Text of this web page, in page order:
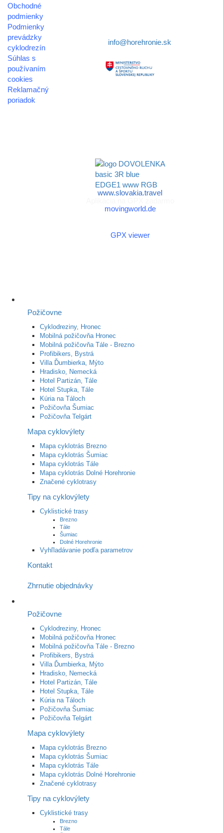
Obchodné
podmienky
Podmienky
prevádzky
cyklodrezín
Súhlas s
používaním
cookies
Reklamačný
poriadok
info@horehronie.sk
www.slovakia.travel
movingworld.de
GPX viewer
Požičovne
Cyklodreziny, Hronec
Mobilná požičovňa Hronec
Mobilná požičovňa Tále - Brezno
Profibikers, Bystrá
Villa Ďumbierka, Mýto
Hradisko, Nemecká
Hotel Partizán, Tále
Hotel Stupka, Tále
Kúria na Táloch
Požičovňa Šumiac
Požičovňa Telgárt
Mapa cyklovýlety
Mapa cyklotrás Brezno
Mapa cyklotrás Šumiac
Mapa cyklotrás Tále
Mapa cyklotrás Dolné Horehronie
Značené cyklotrasy
Tipy na cyklovýlety
Cyklistické trasy
Brezno
Tále
Šumiac
Dolné Horehronie
Vyhľladávanie podľa parametrov
Kontakt
Zhrnutie objednávky
Požičovne
Cyklodreziny, Hronec
Mobilná požičovňa Hronec
Mobilná požičovňa Tále - Brezno
Profibikers, Bystrá
Villa Ďumbierka, Mýto
Hradisko, Nemecká
Hotel Partizán, Tále
Hotel Stupka, Tále
Kúria na Táloch
Požičovňa Šumiac
Požičovňa Telgárt
Mapa cyklovýlety
Mapa cyklotrás Brezno
Mapa cyklotrás Šumiac
Mapa cyklotrás Tále
Mapa cyklotrás Dolné Horehronie
Značené cyklotrasy
Tipy na cyklovýlety
Cyklistické trasy
Brezno
Tále